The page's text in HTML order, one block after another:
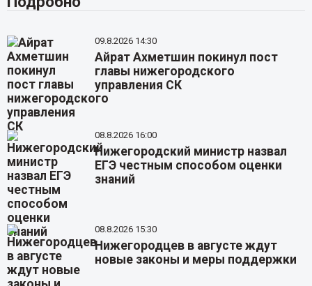
09.8.2026 14:30
Айрат Ахметшин покинул пост
главы нижегородского
управления СК
08.8.2026 16:00
Нижегородский министр назвал
ЕГЭ честным способом оценки
знаний
08.8.2026 15:30
Нижегородцев в августе ждут
новые законы и меры поддержки